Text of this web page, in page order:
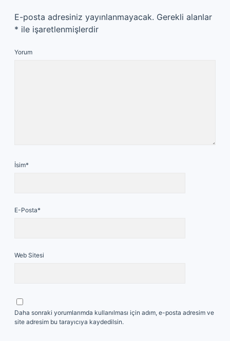
E-posta adresiniz yayınlanmayacak. Gerekli alanlar
* ile işaretlenmişlerdir
Yorum
İsim*
E-Posta*
Web Sitesi
Daha sonraki yorumlarımda kullanılması için adım, e-posta adresim ve
site adresim bu tarayıcıya kaydedilsin.